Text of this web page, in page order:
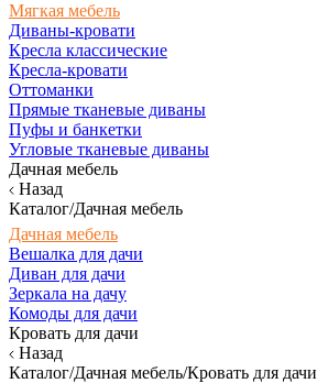
Мягкая мебель
Диваны-кровати
Кресла классические
Кресла-кровати
Оттоманки
Прямые тканевые диваны
Пуфы и банкетки
Угловые тканевые диваны
Дачная мебель
Назад
Каталог/Дачная мебель
Дачная мебель
Вешалка для дачи
Диван для дачи
Зеркала на дачу
Комоды для дачи
Кровать для дачи
Назад
Каталог/Дачная мебель/Кровать для дачи